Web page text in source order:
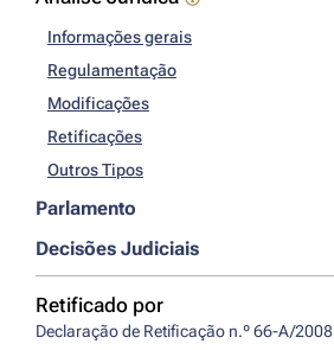
Informações gerais
Regulamentação
Modificações
Retificações
Outros Tipos
Parlamento
Decisões Judiciais
Retificado por
Declaração de Retificação n.º 66-A/2008